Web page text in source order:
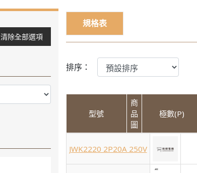
清除全部選項
規格表
排序：
型號
商
品
圖
極數(P)
JWK2220 2P20A 250V